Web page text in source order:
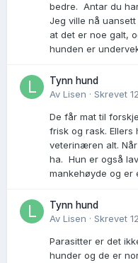
bedre. Antar du
Jeg ville nå
at det er noe galt,
hunden er
Tynn hund
Av Lisen · Skrevet
De får mat til
frisk og rask. Ellers
veterinæren alt.
ha. Hun er også
mankehøyde og er
Tynn hund
Av Lisen · Skrevet
Parasitter er det
hunder og de er